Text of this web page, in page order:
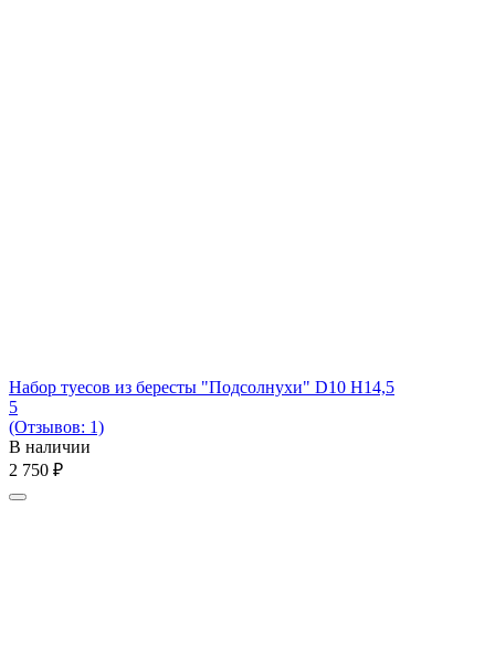
Набор туесов из бересты "Подсолнухи" D10 H14,5
5
(Отзывов: 1)
В наличии
2 750 ₽